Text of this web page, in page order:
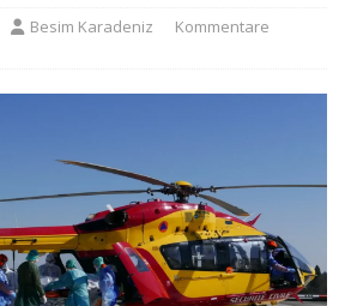
Besim Karadeniz
Kommentare